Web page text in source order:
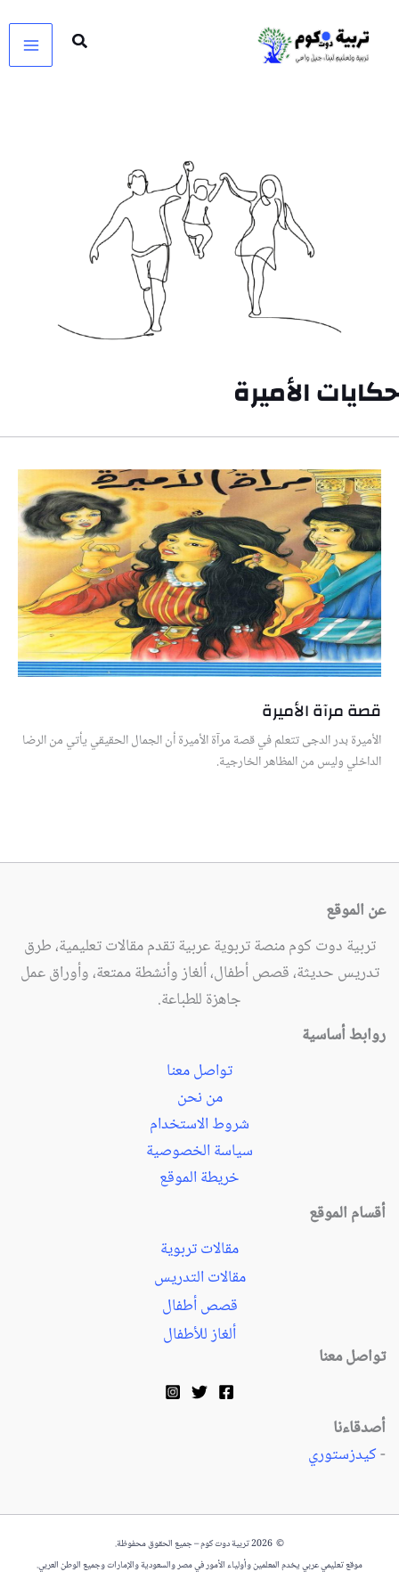
المحتوى
حكايات الأميرة
قصة مرآة الأميرة
الأميرة بدر الدجى تتعلم في قصة مرآة الأميرة أن الجمال الحقيقي يأتي من الرضا
الداخلي وليس من المظاهر الخارجية.
عن الموقع
تربية دوت كوم منصة تربوية عربية تقدم مقالات تعليمية، طرق
تدريس حديثة، قصص أطفال، ألغاز وأنشطة ممتعة، وأوراق عمل
جاهزة للطباعة.
روابط أساسية
تواصل معنا
من نحن
شروط الاستخدام
سياسة الخصوصية
خريطة الموقع
أقسام الموقع
مقالات تربوية
مقالات التدريس
قصص أطفال
ألغاز للأطفال
تواصل معنا
أصدقاءنا
-كيدزستوري
© 2026 تربية دوت كوم – جميع الحقوق محفوظة.
موقع تعليمي عربي يخدم المعلمين وأولياء الأمور في مصر والسعودية والإمارات وجميع الوطن العربي.